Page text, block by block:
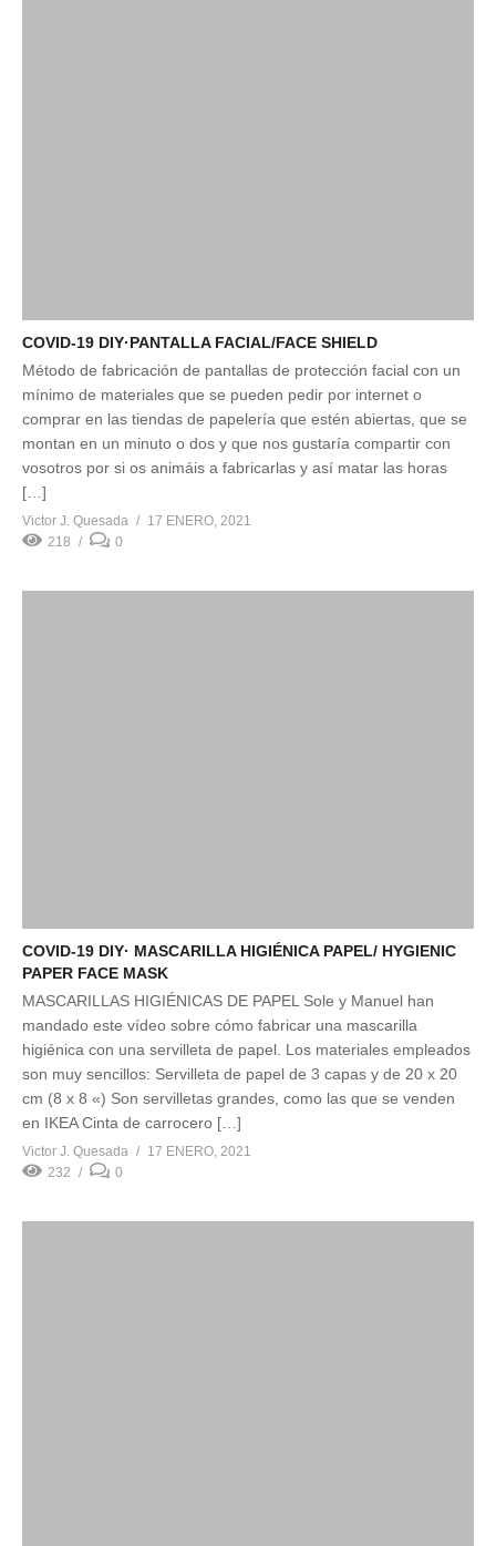
COVID-19 DIY·PANTALLA FACIAL/FACE SHIELD
Método de fabricación de pantallas de protección facial con un
mínimo de materiales que se pueden pedir por internet o
comprar en las tiendas de papelería que estén abiertas, que se
montan en un minuto o dos y que nos gustaría compartir con
vosotros por si os animáis a fabricarlas y así matar las horas
[…]
Victor J. Quesada
17 ENERO, 2021
218
0
COVID-19 DIY· MASCARILLA HIGIÉNICA PAPEL/ HYGIENIC
PAPER FACE MASK
MASCARILLAS HIGIÉNICAS DE PAPEL Sole y Manuel han
mandado este vídeo sobre cómo fabricar una mascarilla
higiénica con una servilleta de papel. Los materiales empleados
son muy sencillos: Servilleta de papel de 3 capas y de 20 x 20
cm (8 x 8 «) Son servilletas grandes, como las que se venden
en IKEA Cinta de carrocero […]
Victor J. Quesada
17 ENERO, 2021
232
0